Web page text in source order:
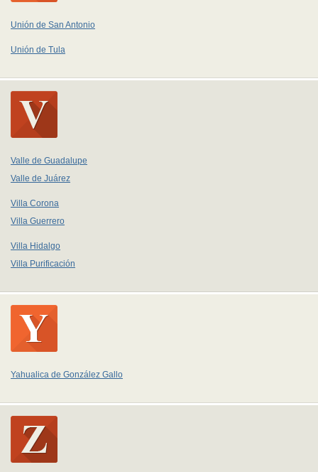
Unión de San Antonio
Unión de Tula
Valle de Guadalupe
Valle de Juárez
Villa Corona
Villa Guerrero
Villa Hidalgo
Villa Purificación
Yahualica de González Gallo